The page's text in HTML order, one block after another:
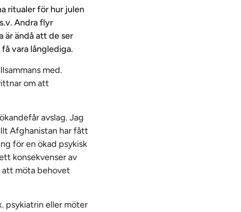
ritualer för hur julen
Andra flyr
är ändå att de ser
vara långlediga.
med.
om att
avslag. Jag
Afghanistan har fått
för en ökad psykisk
konsekvenser av
att möta behovet
psykiatrin eller möter